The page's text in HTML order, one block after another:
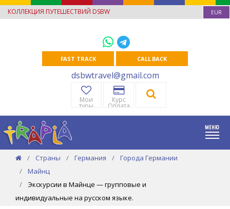
КОЛЛЕКЦИЯ ПУТЕШЕСТВИЙ DSBW EUR
FAST TRACK CALL BACK
dsbwtravel@gmail.com
Мои
туры
Курс
Оплата
Страны Германия
Города Германии
Майнц
Экскурсии в Майнце — групповые и
индивидуальные на русском языке.